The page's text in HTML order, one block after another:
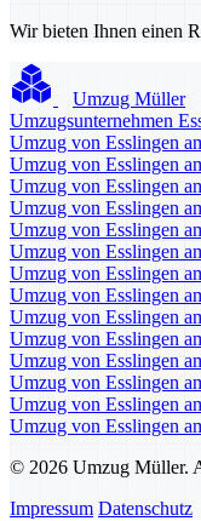
Wir bieten Ihnen einen
Umzug Müller
Umzugsunternehmen
Umzug von Esslingen
Umzug von Esslingen
Umzug von Esslingen
Umzug von Esslingen
Umzug von Esslingen
Umzug von Esslingen
Umzug von Esslingen
Umzug von Esslingen
Umzug von Esslingen
Umzug von Esslingen
Umzug von Esslingen
Umzug von Esslingen
Umzug von Esslingen
Umzug von Esslingen
© 2026 Umzug Müller.
Impressum Datenschutz